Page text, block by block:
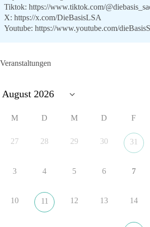
Tiktok: https://www.tiktok.com/
X: https://x.com/DieBasisLSA
Youtube: https://www.youtube.com/
lohnt, dieBasis zu wählen.
22 Auf
DieBasis
1 Tag zuvor
Veranstaltungen
M D M D F
27 28 29 30 31
3 4 5 6 7
10 11 12 13 14